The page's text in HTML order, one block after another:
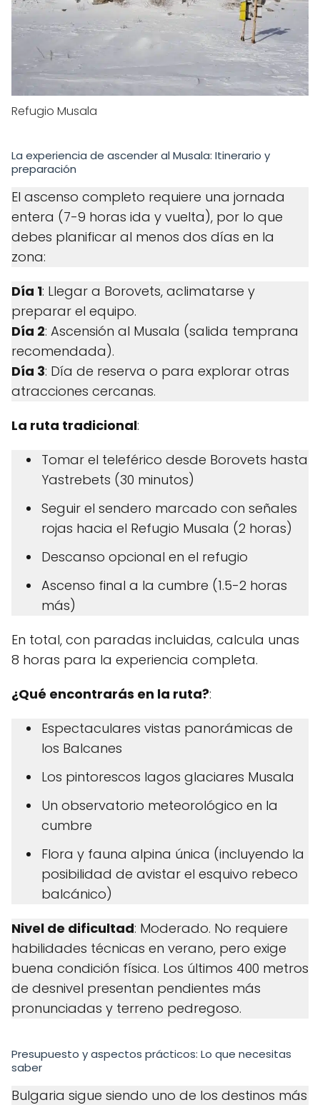
Refugio Musala
La experiencia de ascender al Musala: Itinerario y
preparación
El ascenso completo requiere una jornada
entera (7-9 horas ida y vuelta), por lo que
debes planificar al menos dos días en la
zona:
Día 1: Llegar a Borovets, aclimatarse y
preparar el equipo.
Día 2: Ascensión al Musala (salida temprana
recomendada).
Día 3: Día de reserva o para explorar otras
atracciones cercanas.
La ruta tradicional:
Tomar el teleférico desde Borovets hasta
Yastrebets (30 minutos)
Seguir el sendero marcado con señales
rojas hacia el Refugio Musala (2 horas)
Descanso opcional en el refugio
Ascenso final a la cumbre (1.5-2 horas
más)
En total, con paradas incluidas, calcula unas
8 horas para la experiencia completa.
¿Qué encontrarás en la ruta?:
Espectaculares vistas panorámicas de
los Balcanes
Los pintorescos lagos glaciares Musala
Un observatorio meteorológico en la
cumbre
Flora y fauna alpina única (incluyendo la
posibilidad de avistar el esquivo rebeco
balcánico)
Nivel de dificultad: Moderado. No requiere
habilidades técnicas en verano, pero exige
buena condición física. Los últimos 400 metros
de desnivel presentan pendientes más
pronunciadas y terreno pedregoso.
Presupuesto y aspectos prácticos: Lo que necesitas
saber
Bulgaria sigue siendo uno de los destinos más